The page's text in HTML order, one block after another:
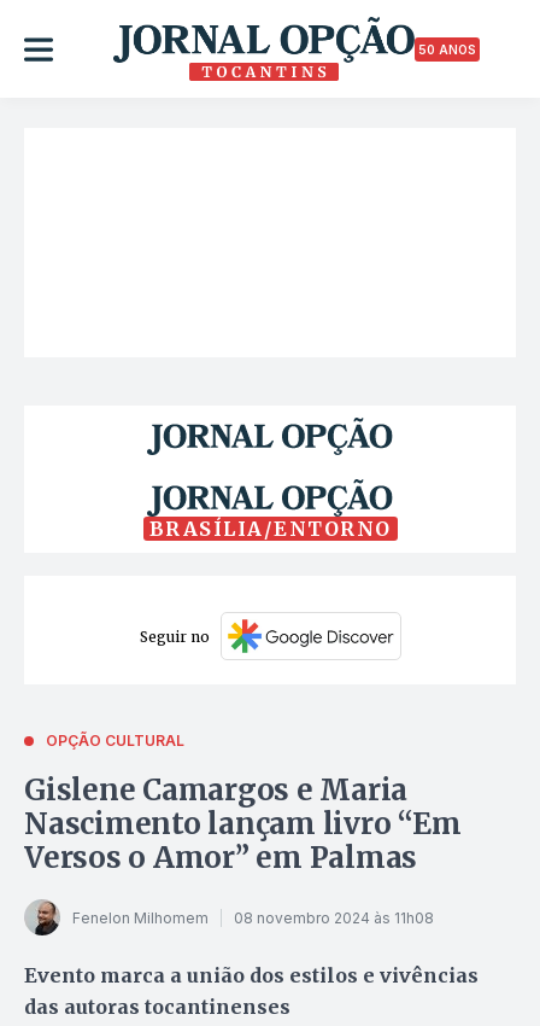
50 ANOS
BRASÍLIA/ENTORNO
Seguir no
OPÇÃO CULTURAL
Gislene Camargos e Maria
Nascimento lançam livro “Em
Versos o Amor” em Palmas
Fenelon Milhomem 08 novembro 2024 às 11h08
Evento marca a união dos estilos e vivências
das autoras tocantinenses